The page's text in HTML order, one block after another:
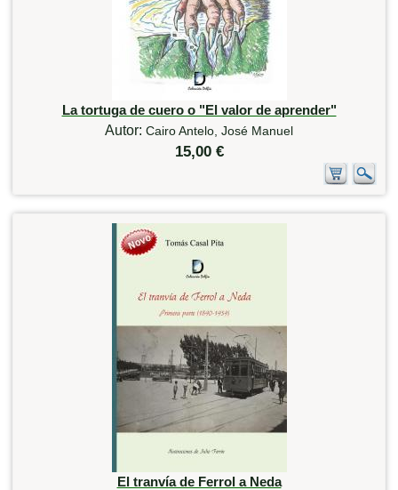
La tortuga de cuero o "El valor de aprender"
Autor: Cairo Antelo, José Manuel
15,00 €
El tranvía de Ferrol a Neda